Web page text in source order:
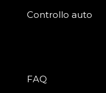
Controllo auto
FAQ